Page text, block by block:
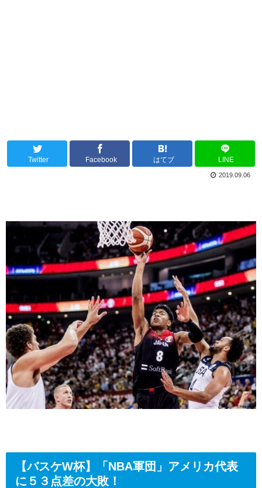
Twitter Facebook はてブ LINE
2019.09.06
【バスケW杯】「NBA軍団」アメリカ代表
に５３点差の大敗！